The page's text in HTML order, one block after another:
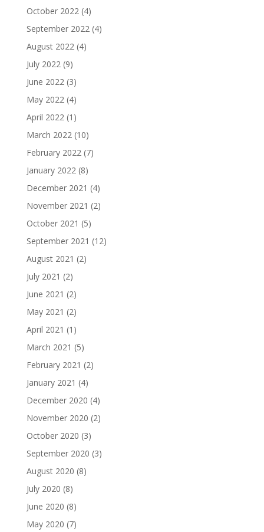
October 2022(4)
September 2022(4)
August 2022(4)
July 2022(9)
June 2022(3)
May 2022(4)
April 2022(1)
March 2022(10)
February 2022(7)
January 2022(8)
December 2021 (4)
November 2021 (2)
October 2021 (5)
September 2021 (12)
August 2021 (2)
July 2021 (2)
June 2021 (2)
May 2021 (2)
April 2021 (1)
March 2021 (5)
February 2021 (2)
January 2021 (4)
December 2020 (4)
November 2020 (2)
October 2020 (3)
September 2020 (3)
August 2020 (8)
July 2020 (8)
June 2020 (8)
May 2020 (7)